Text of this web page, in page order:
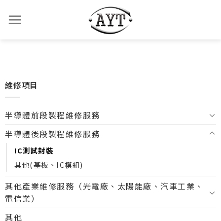
維修項目
半導體前段製程維修服務
半導體後段製程維修服務
IC測試封裝
其他(基板、IC模組)
其他產業維修服務（光電廠、太陽能廠、汽車工業、
電信業）
其他